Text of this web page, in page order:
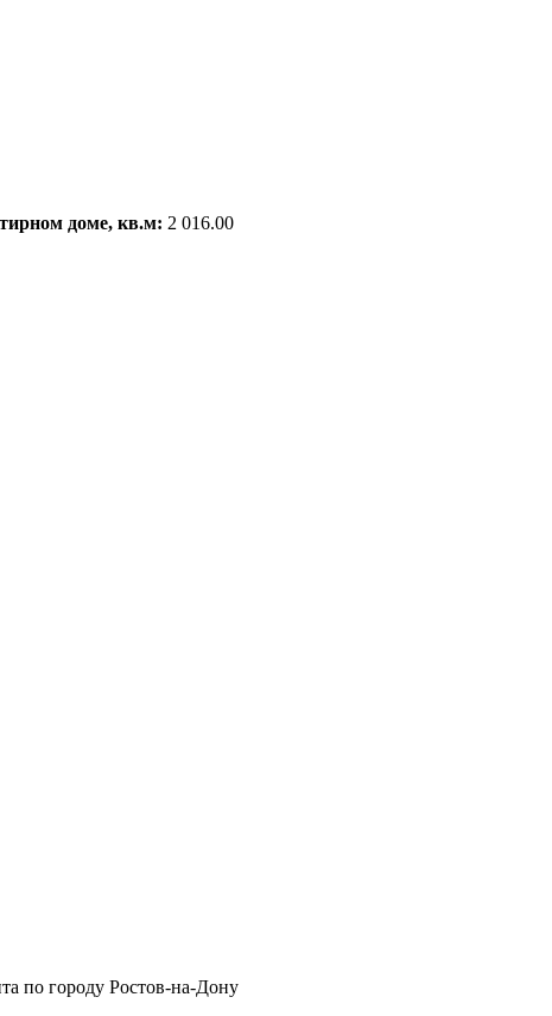
доме, кв.м: 2 016.00
по городу Ростов-на-Дону